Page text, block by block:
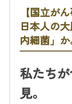
【国立が
日本人の
内細菌」か
私たち
見。